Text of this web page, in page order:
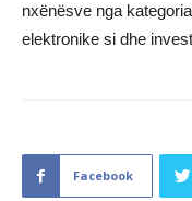
nxënësve nga
elektronike si dhe
Facebook